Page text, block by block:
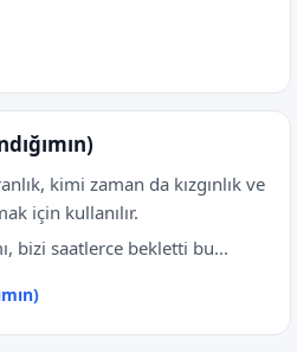
kimi zaman da kızgınlık ve
için kullanılır.
bizi saatlerce bekletti bu...